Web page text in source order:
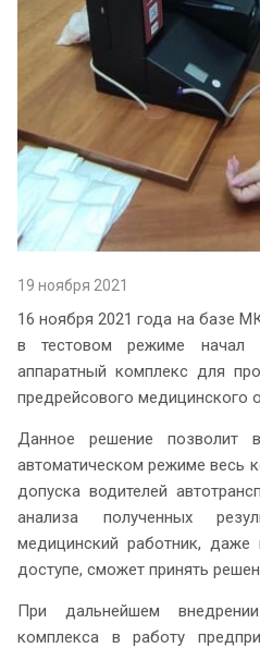
19 ноября 2021
16 ноября 2021 года на базе
в тестовом режиме начал
аппаратный комплекс для
предрейсового медицинского
Данное решение позволит
автоматическом режиме весь
допуска водителей
анализа полученных
медицинский работник,
доступе, сможет принять
При дальнейшем внедрении
комплекса в работу